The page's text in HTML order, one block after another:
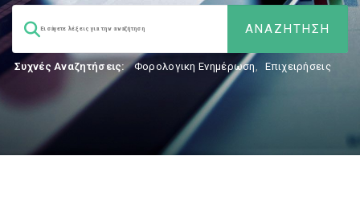
Συχνές Αναζητήσεις: Φορολογικη Ενημέρωση, Επιχειρήσεις